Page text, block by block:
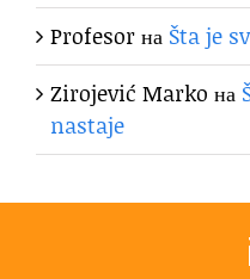
Profesorна Šta je
Zirojević Marko на
nastaje